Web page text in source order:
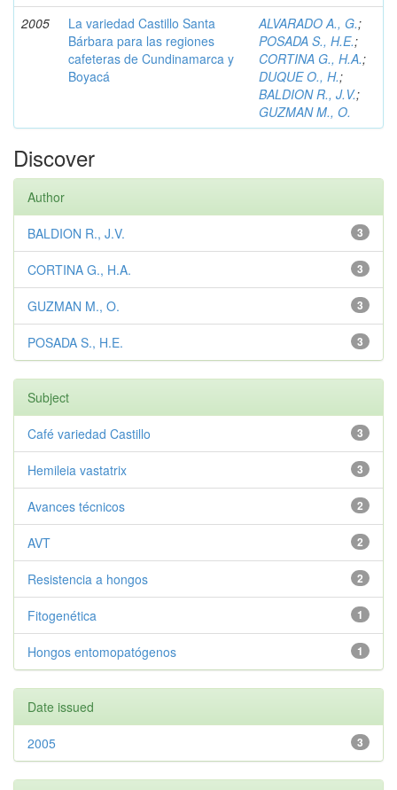
2005
La variedad Castillo Santa
Bárbara para las regiones
cafeteras de Cundinamarca y
Boyacá
ALVARADO A., G.;
POSADA S., H.E.;
CORTINA G., H.A.;
DUQUE O., H.;
BALDION R., J.V.;
GUZMAN M., O.
Discover
Author
3
BALDION R., J.V.
3
CORTINA G., H.A.
3
GUZMAN M., O.
3
POSADA S., H.E.
Subject
3
Café variedad Castillo
3
Hemileia vastatrix
2
Avances técnicos
2
AVT
2
Resistencia a hongos
1
Fitogenética
1
Hongos entomopatógenos
Date issued
3
2005